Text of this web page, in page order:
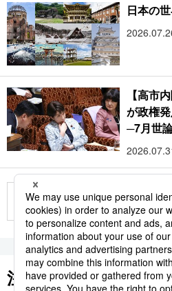
日本の
【高市
が政権
─7月世
もっと見る
注目のキーワード